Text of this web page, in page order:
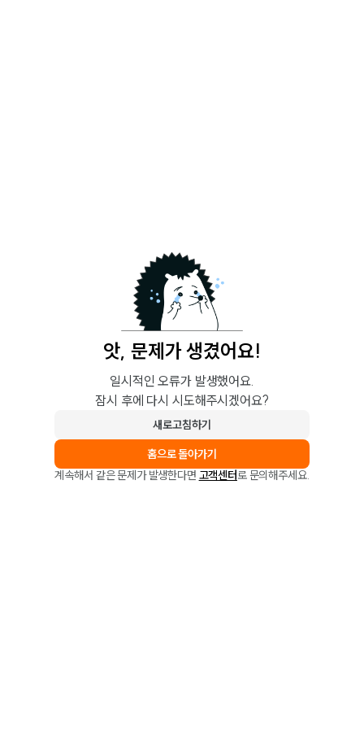
앗, 문제가 생겼어요!
일시적인 오류가 발생했어요.
잠시 후에 다시 시도해주시겠어요?
새로고침하기
홈으로 돌아가기
계속해서 같은 문제가 발생한다면 고객센터로 문의해주세요.